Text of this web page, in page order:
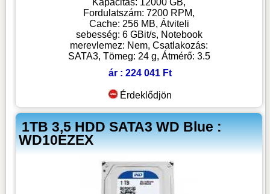
Fordulatszám: 7200 RPM,
Cache: 256 MB, Átviteli
sebesség: 6 GBit/s, Notebook
merevlemez: Nem, Csatlakozás:
SATA3, Tömeg: 24 g, Átmérő: 3.5
ár : 224 041 Ft
Érdeklődjön
1TB 3,5 HDD SATA3 WD Blue :
WD10EZEX